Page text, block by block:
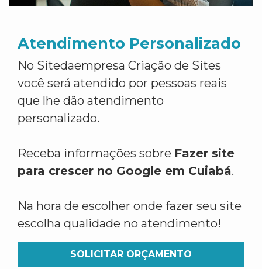
Atendimento Personalizado
No Sitedaempresa Criação de Sites
você será atendido por pessoas reais
que lhe dão atendimento
personalizado.
Receba informações sobre Fazer site
para crescer no Google em Cuiabá.
Na hora de escolher onde fazer seu site
escolha qualidade no atendimento!
SOLICITAR ORÇAMENTO